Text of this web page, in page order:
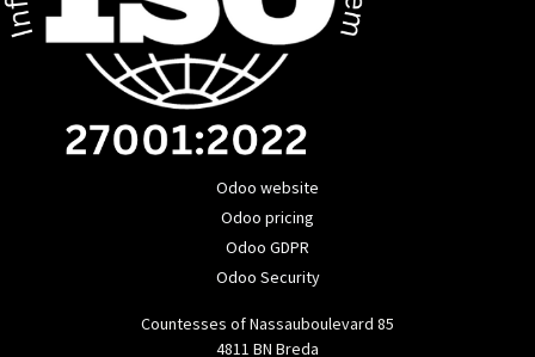
Odoo website
Odoo pricing
Odoo GDPR
Odoo Security
Countesses of Nassauboulevard 85
4811 BN Breda